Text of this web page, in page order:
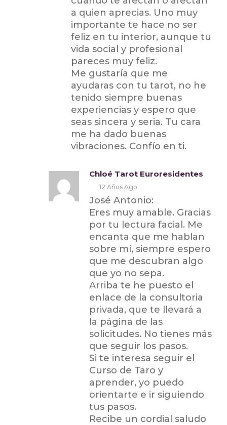
a quien aprecias. Uno muy
importante te hace no ser
feliz en tu interior, aunque tu
vida social y profesional
pareces muy feliz.
Me gustaría que me
ayudaras con tu tarot, no he
tenido siempre buenas
experiencias y espero que
seas sincera y seria. Tu cara
me ha dado buenas
vibraciones. Confío en ti.
Chloé Tarot Euroresidentes
12 Años Ago
José Antonio:
Eres muy amable. Gracias
por tu lectura facial. Me
encanta que me hablan
sobre mí, siempre espero
que me descubran algo
que yo no sepa.
Arriba te he puesto el
enlace de la consultoria
privada, que te llevará a
la página de las
solicitudes. No tienes más
que seguir los pasos.
Si te interesa seguir el
Curso de Taro y
aprender, yo puedo
orientarte e ir siguiendo
tus pasos.
Recibe un cordial saludo